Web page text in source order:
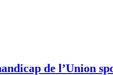
de l’Union